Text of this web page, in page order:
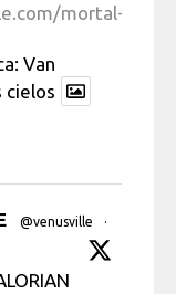
mortal-
Van
cielos
@venusville
·